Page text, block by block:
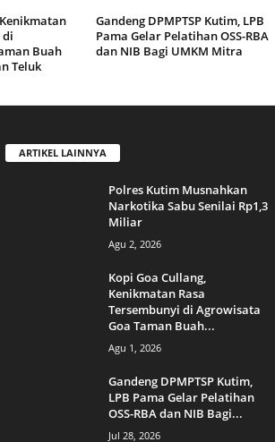
di
Buah
Teluk
Gandeng DPMPTSP Kutim, LPB
Pama Gelar Pelatihan OSS-RBA
dan NIB Bagi UMKM Mitra
ARTIKEL LAINNYA
Polres Kutim Musnahkan
Narkotika Sabu Senilai Rp1,3
Miliar
Agu 2, 2026
Kopi Goa Cullang,
Kenikmatan Rasa
Tersembunyi di Agrowisata
Goa Taman Buah...
Agu 1, 2026
Gandeng DPMPTSP Kutim,
LPB Pama Gelar Pelatihan
OSS-RBA dan NIB Bagi...
Jul 28, 2026